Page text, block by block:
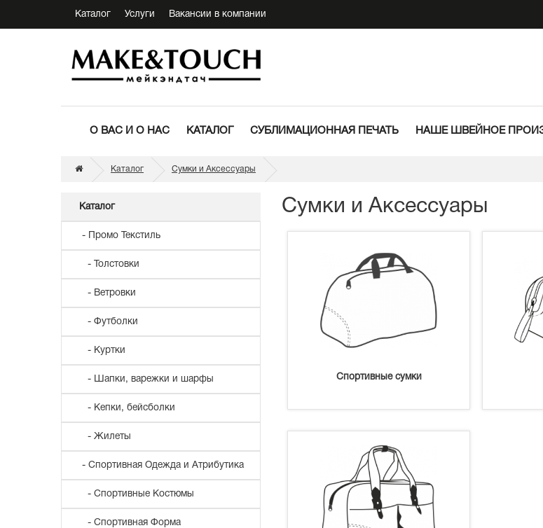
Каталог Услуги Вакансии в компании
О ВАС И О НАС КАТАЛОГ СУБЛИМАЦИОННАЯ ПЕЧАТЬ НАШЕ ШВЕЙНОЕ
Каталог Сумки и Аксессуары
Каталог
- Промо Текстиль
- Толстовки
- Ветровки
- Футболки
- Куртки
- Шапки, варежки и шарфы
- Кепки, бейсболки
- Жилеты
- Спортивная Одежда и Атрибутика
- Спортивные Костюмы
- Спортивная Форма
Сумки и Аксессуары
Спортивные сумки